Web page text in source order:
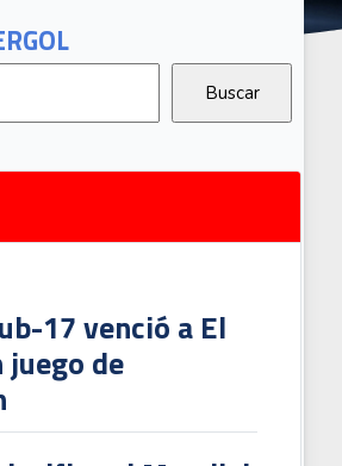
17 venció a El
juego de